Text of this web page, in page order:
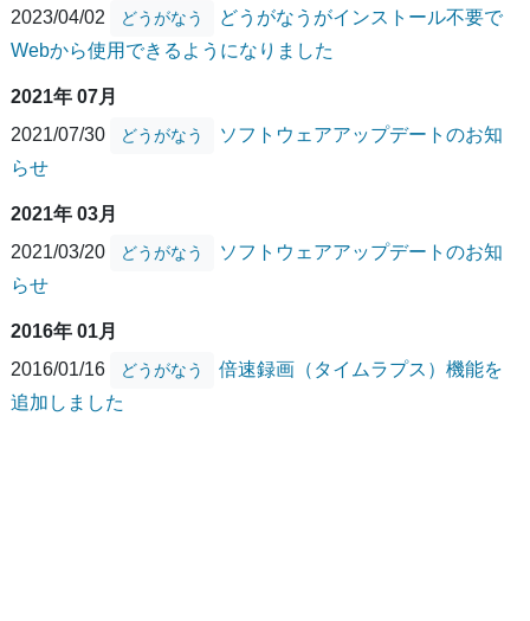
2023/04/02
どうがなう
どうがなうがインストール不要で
Webから使用できるようになりました
2021年 07月
2021/07/30
どうがなう
ソフトウェアアップデートのお知
らせ
2021年 03月
2021/03/20
どうがなう
ソフトウェアアップデートのお知
らせ
2016年 01月
2016/01/16
どうがなう
倍速録画（タイムラプス）機能を
追加しました